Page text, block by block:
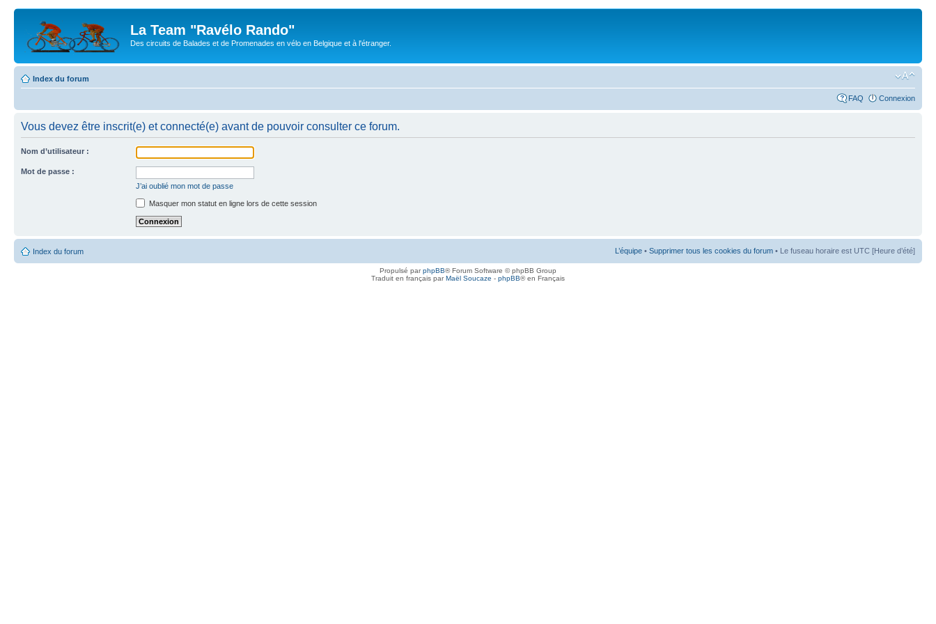
La Team "Ravélo Rando"
Des circuits de Balades et de Promenades en vélo en Belgique et à l'étranger.
Index du forum
FAQ Connexion
Vous devez être inscrit(e) et connecté(e) avant de pouvoir consulter ce forum.
Nom d’utilisateur :
Mot de passe :
J’ai oublié mon mot de passe
Masquer mon statut en ligne lors de cette session
Index du forum L’équipe • Supprimer tous les cookies du forum • Le fuseau horaire est UTC [Heure d’été]
Propulsé parphpBB® Forum Software © phpBB Group
Traduit en français parMaël Soucaze - phpBB® en Français